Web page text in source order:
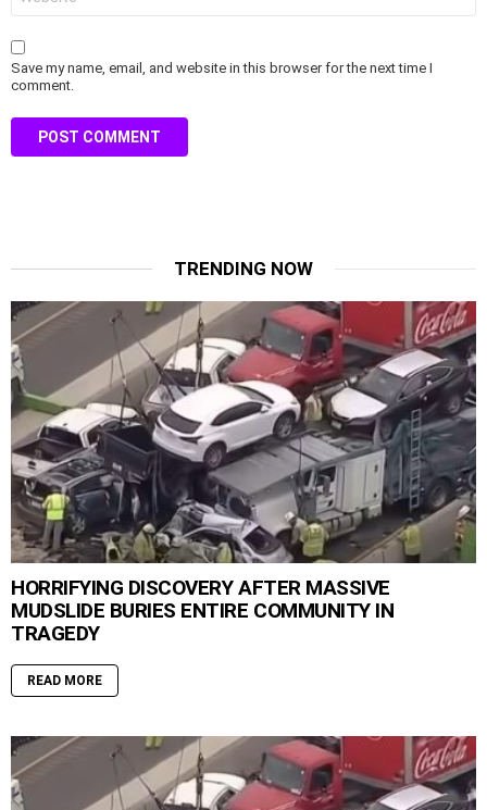
Save my name, email, and website in this browser for the next time I
comment.
TRENDING NOW
HORRIFYING DISCOVERY AFTER MASSIVE
MUDSLIDE BURIES ENTIRE COMMUNITY IN
TRAGEDY
READ MORE